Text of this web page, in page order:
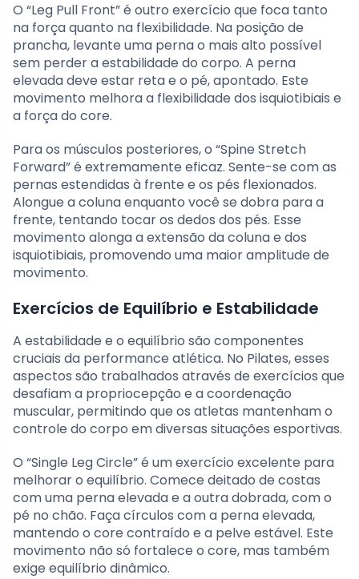
O “Leg Pull Front” é outro exercício que foca tanto
na força quanto na flexibilidade. Na posição de
prancha, levante uma perna o mais alto possível
sem perder a estabilidade do corpo. A perna
elevada deve estar reta e o pé, apontado. Este
movimento melhora a flexibilidade dos isquiotibiais e
a força do core.
Para os músculos posteriores, o “Spine Stretch
Forward” é extremamente eficaz. Sente-se com as
pernas estendidas à frente e os pés flexionados.
Alongue a coluna enquanto você se dobra para a
frente, tentando tocar os dedos dos pés. Esse
movimento alonga a extensão da coluna e dos
isquiotibiais, promovendo uma maior amplitude de
movimento.
Exercícios de Equilíbrio e Estabilidade
A estabilidade e o equilíbrio são componentes
cruciais da performance atlética. No Pilates, esses
aspectos são trabalhados através de exercícios que
desafiam a propriocepção e a coordenação
muscular, permitindo que os atletas mantenham o
controle do corpo em diversas situações esportivas.
O “Single Leg Circle” é um exercício excelente para
melhorar o equilíbrio. Comece deitado de costas
com uma perna elevada e a outra dobrada, com o
pé no chão. Faça círculos com a perna elevada,
mantendo o core contraído e a pelve estável. Este
movimento não só fortalece o core, mas também
exige equilíbrio dinâmico.